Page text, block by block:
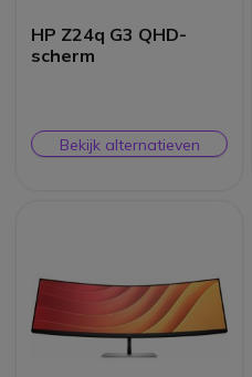
HP Z24q G3 QHD-
scherm
Bekijk alternatieven